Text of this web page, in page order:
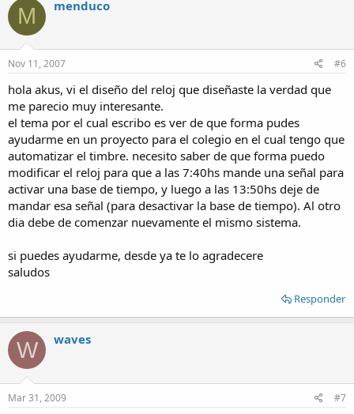
M menduco
Nov 11, 2007 #6
hola akus, vi el diseño del reloj que diseñaste la verdad que
me parecio muy interesante.
el tema por el cual escribo es ver de que forma pudes
ayudarme en un proyecto para el colegio en el cual tengo que
automatizar el timbre. necesito saber de que forma puedo
modificar el reloj para que a las 7:40hs mande una señal para
activar una base de tiempo, y luego a las 13:50hs deje de
mandar esa señal (para desactivar la base de tiempo). Al otro
dia debe de comenzar nuevamente el mismo sistema.
si puedes ayudarme, desde ya te lo agradecere
saludos
Responder
W waves
Mar 31, 2009 #7